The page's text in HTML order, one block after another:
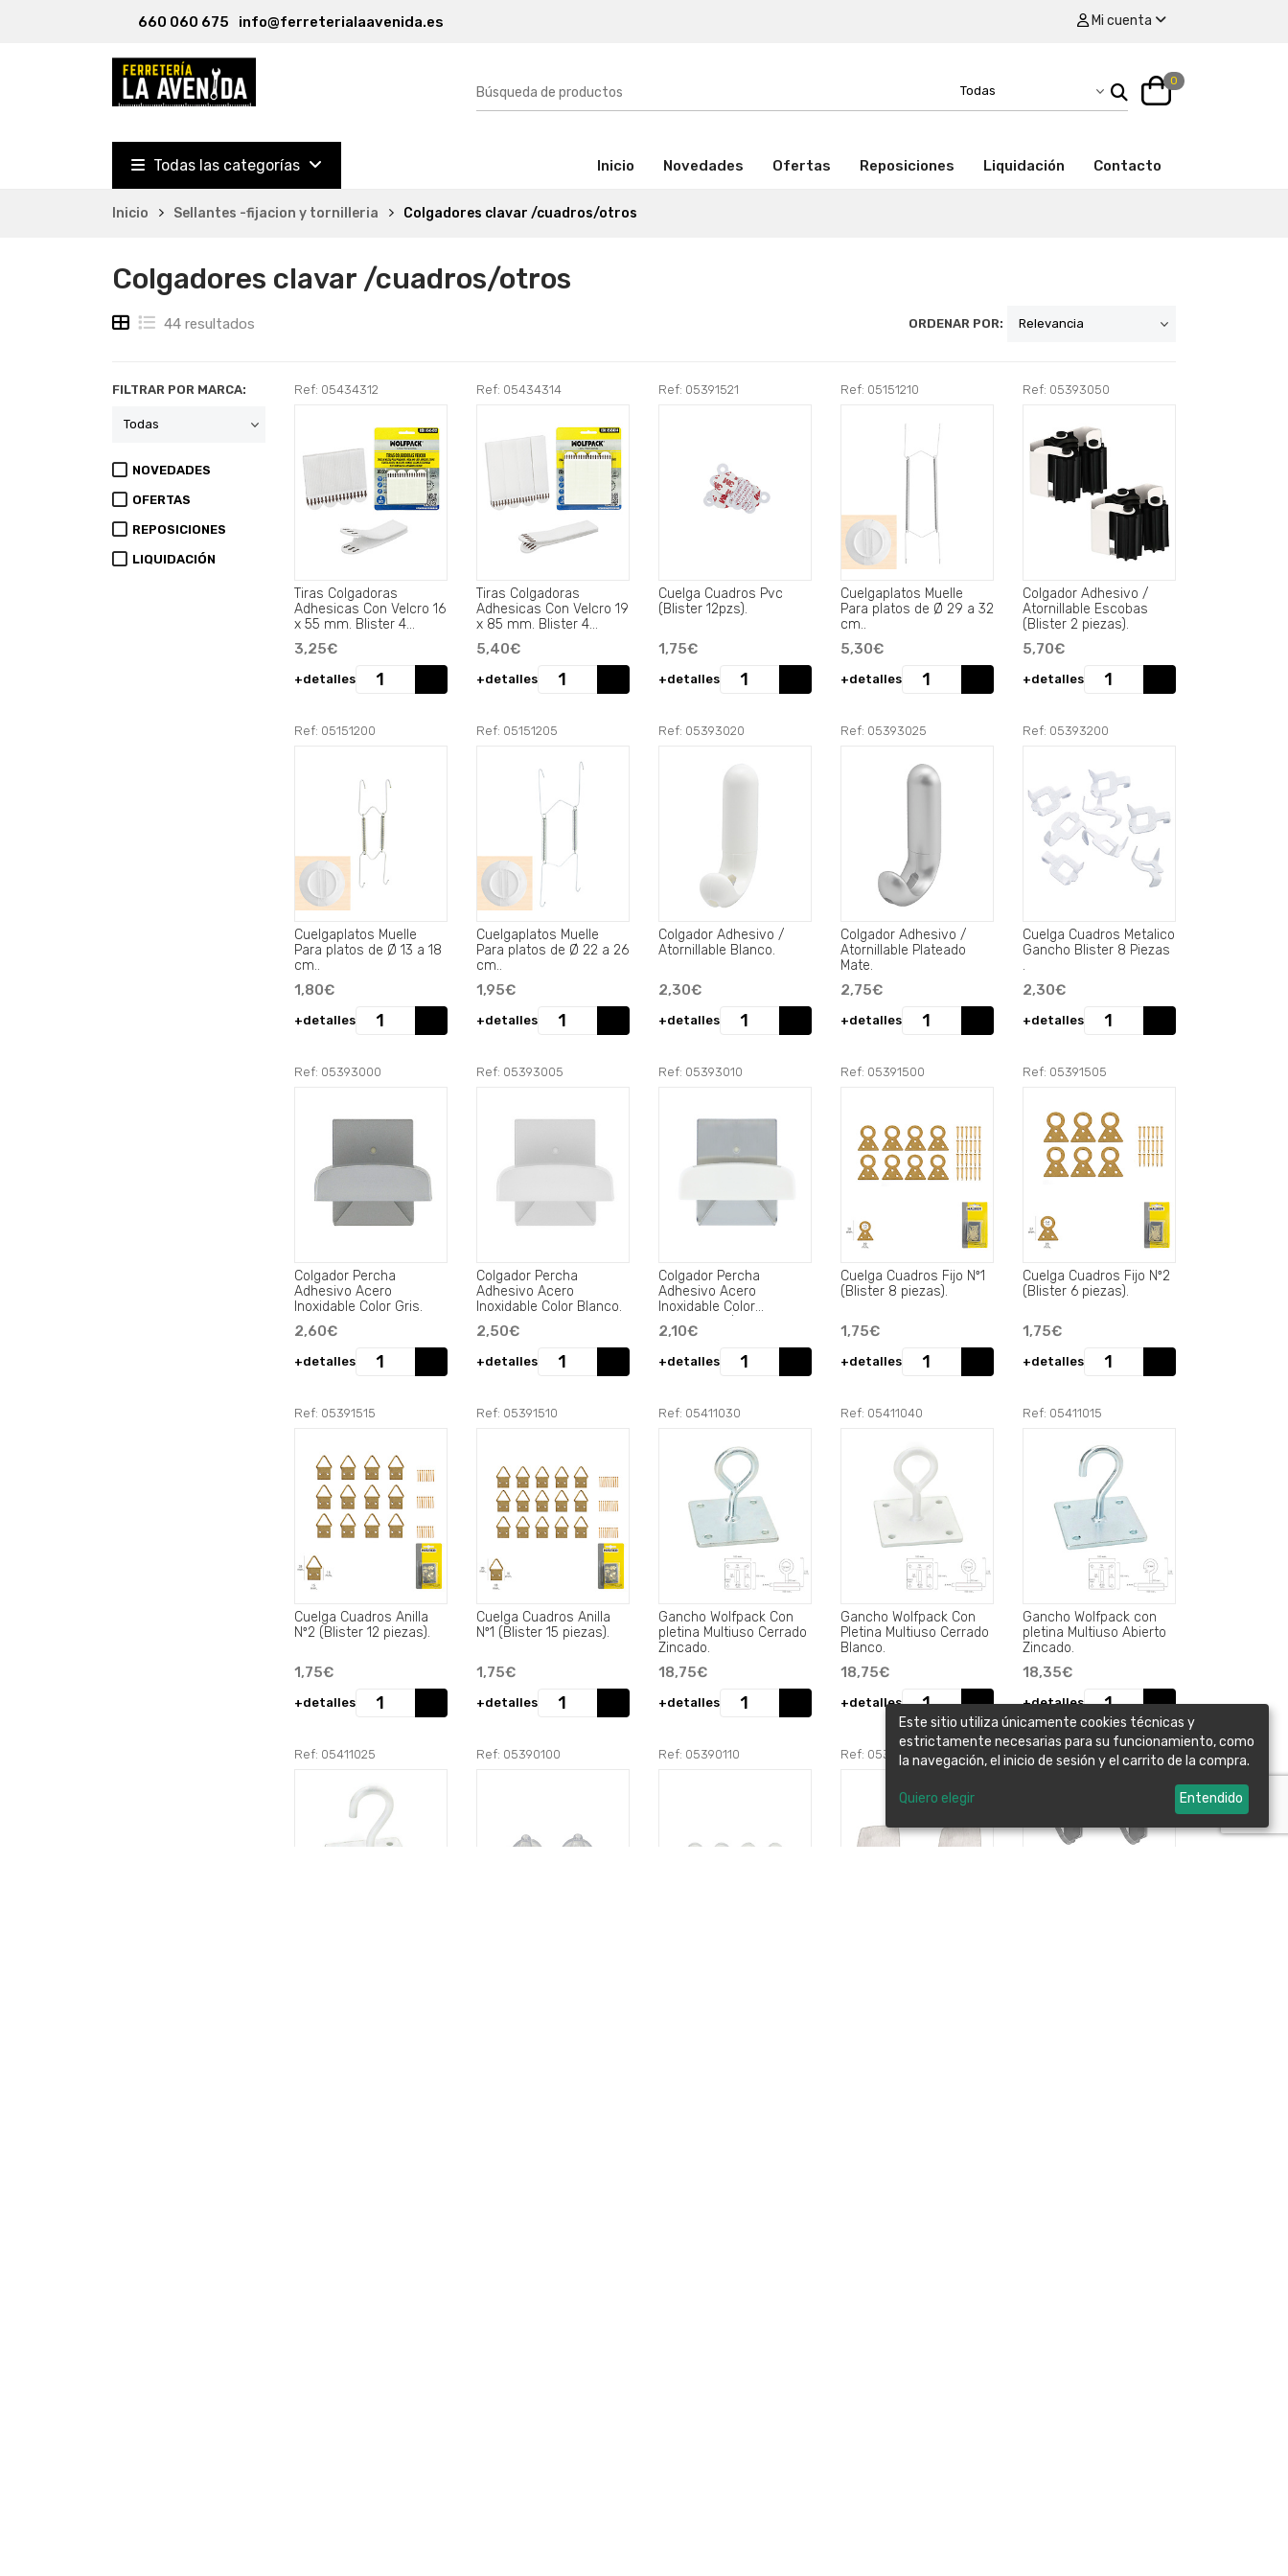
660 060 675 info@ferreterialaavenida.es Mi cuenta
0
Todas las categorías Inicio (activo)Novedades Ofertas Reposiciones Liquidación Contacto
Inicio Sellantes -fijacion y tornilleria Colgadores clavar /cuadros/otros
Colgadores clavar /cuadros/otros
44 resultados ORDENAR POR:
FILTRAR POR MARCA:
NOVEDADES
OFERTAS
REPOSICIONES
LIQUIDACIÓN
Ref: 05434312
Tiras Colgadoras
Adhesicas Con Velcro 16
x 55 mm. Blister 4
unidades.
3,25€
+detalles
Ref: 05434314
Tiras Colgadoras
Adhesicas Con Velcro 19
x 85 mm. Blister 4
unidades.
5,40€
+detalles
Ref: 05391521
Cuelga Cuadros Pvc
(Blister 12pzs).
1,75€
+detalles
Ref: 05151210
Cuelgaplatos Muelle
Para platos de Ø 29 a 32
cm..
5,30€
+detalles
Ref: 05393050
Colgador Adhesivo /
Atornillable Escobas
(Blister 2 piezas).
5,70€
+detalles
Ref: 05151200
Cuelgaplatos Muelle
Para platos de Ø 13 a 18
cm..
1,80€
+detalles
Ref: 05151205
Cuelgaplatos Muelle
Para platos de Ø 22 a 26
cm..
1,95€
+detalles
Ref: 05393020
Colgador Adhesivo /
Atornillable Blanco.
2,30€
+detalles
Ref: 05393025
Colgador Adhesivo /
Atornillable Plateado
Mate.
2,75€
+detalles
Ref: 05393200
Cuelga Cuadros Metalico
Gancho Blister 8 Piezas
.
2,30€
+detalles
Ref: 05393000
Colgador Percha
Adhesivo Acero
Inoxidable Color Gris.
2,60€
+detalles
Ref: 05393005
Colgador Percha
Adhesivo Acero
Inoxidable Color Blanco.
2,50€
+detalles
Ref: 05393010
Colgador Percha
Adhesivo Acero
Inoxidable Color
Metalizado / Blanco.
2,10€
+detalles
Ref: 05391500
Cuelga Cuadros Fijo Nº1
(Blister 8 piezas).
1,75€
+detalles
Ref: 05391505
Cuelga Cuadros Fijo Nº2
(Blister 6 piezas).
1,75€
+detalles
Ref: 05391515
Cuelga Cuadros Anilla
Nº2 (Blister 12 piezas).
1,75€
+detalles
Ref: 05391510
Cuelga Cuadros Anilla
Nº1 (Blister 15 piezas).
1,75€
+detalles
Ref: 05411030
Gancho Wolfpack Con
pletina Multiuso Cerrado
Zincado.
18,75€
+detalles
Ref: 05411040
Gancho Wolfpack Con
Pletina Multiuso Cerrado
Blanco.
18,75€
+detalles
Ref: 05411015
Gancho Wolfpack con
pletina Multiuso Abierto
Zincado.
18,35€
+detalles
Ref: 05411025 Ref: 05390100 Ref: 05390110 Ref: 05390120 Ref: 05390130
Este sitio utiliza únicamente cookies técnicas y
estrictamente necesarias para su funcionamiento, como
la navegación, el inicio de sesión y el carrito de la compra.
Quiero elegir Entendido